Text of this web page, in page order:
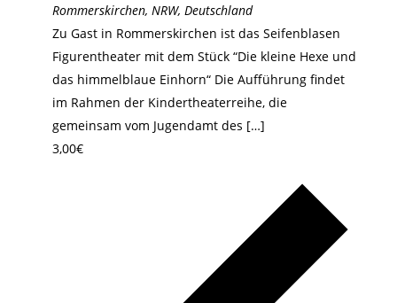
Rommerskirchen, NRW, Deutschland
Zu Gast in Rommerskirchen ist das Seifenblasen
Figurentheater mit dem Stück “Die kleine Hexe und
das himmelblaue Einhorn“ Die Aufführung findet
im Rahmen der Kindertheaterreihe, die
gemeinsam vom Jugendamt des […]
3,00€